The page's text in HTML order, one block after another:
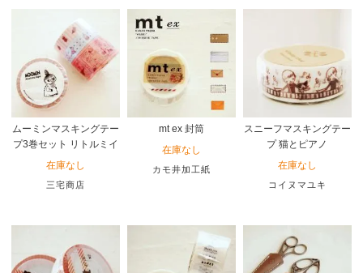
ムーミンマスキングテー
プ3巻セット リトルミイ
在庫なし
三宅商店
mt ex 封筒
在庫なし
カモ井加工紙
スニーフマスキングテー
プ 猫とピアノ
在庫なし
コイヌマユキ